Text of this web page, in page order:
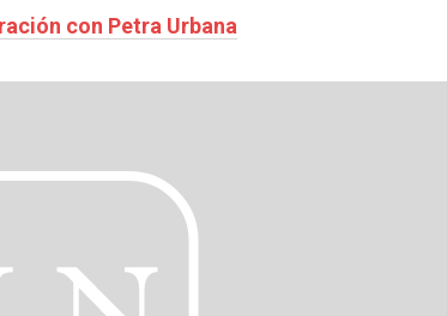
con Petra Urbana